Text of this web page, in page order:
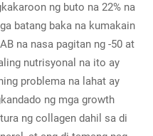
ng buto na 22% na
batang baka na kumakain
na nasa pagitan ng -50 at
nutrisyonal na ito ay
problema na lahat ay
ng mga growth
ng collagen dahil sa di